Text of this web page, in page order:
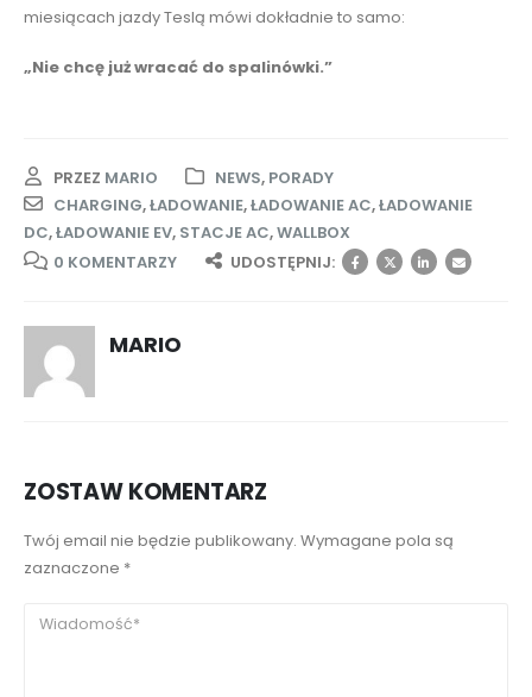
miesiącach jazdy Teslą mówi dokładnie to samo:
„Nie chcę już wracać do spalinówki.”
PRZEZ MARIO NEWS, PORADY
CHARGING,ŁADOWANIE,ŁADOWANIE AC,ŁADOWANIE
DC,ŁADOWANIE EV, STACJE AC,WALLBOX
0 KOMENTARZY
UDOSTĘPNIJ:
MARIO
ZOSTAW KOMENTARZ
Twój email nie będzie publikowany. Wymagane pola są
zaznaczone *